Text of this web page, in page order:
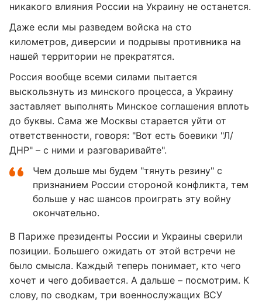
никакого влияния России на Украину не останется.
Даже если мы разведем войска на сто
километров, диверсии и подрывы противника на
нашей территории не прекратятся.
Россия вообще всеми силами пытается
выскользнуть из минского процесса, а Украину
заставляет выполнять Минское соглашения вплоть
до буквы. Сама же Москвы старается уйти от
ответственности, говоря: "Вот есть боевики "Л/
ДНР" – с ними и разговаривайте".
Чем дольше мы будем "тянуть резину" с
признанием России стороной конфликта, тем
больше у нас шансов проиграть эту войну
окончательно.
В Париже президенты России и Украины сверили
позиции. Большего ожидать от этой встречи не
было смысла. Каждый теперь понимает, кто чего
хочет и чего добивается. А дальше – посмотрим. К
слову, по сводкам, три военнослужащих ВСУ